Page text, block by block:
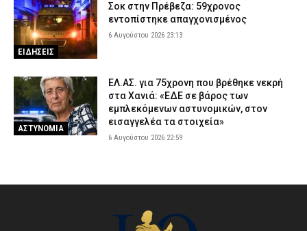
ΕΙΔΗΣΕΙΣ
Σοκ στην Πρέβεζα: 59χρονος
εντοπίστηκε απαγχονισμένος
6 Αυγούστου 2026 23:13
ΑΣΤΥΝΟΜΙΑ
ΕΛ.ΑΣ. για 75χρονη που βρέθηκε νεκρή
στα Χανιά: «ΕΔΕ σε βάρος των
εμπλεκόμενων αστυνομικών, στον
εισαγγελέα τα στοιχεία»
6 Αυγούστου 2026 22:59